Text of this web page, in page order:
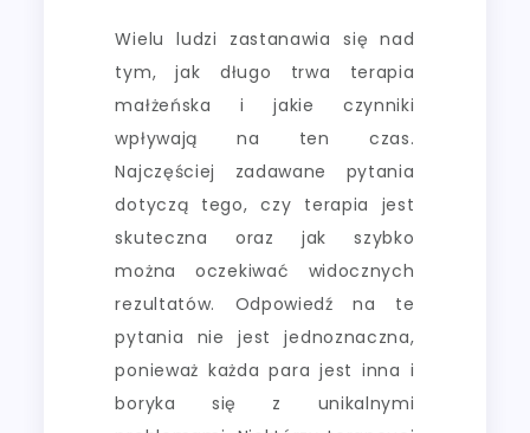
Wielu ludzi zastanawia się nad
tym, jak długo trwa terapia
małżeńska i jakie czynniki
wpływają na ten czas.
Najczęściej zadawane pytania
dotyczą tego, czy terapia jest
skuteczna oraz jak szybko
można oczekiwać widocznych
rezultatów. Odpowiedź na te
pytania nie jest jednoznaczna,
ponieważ każda para jest inna i
boryka się z unikalnymi